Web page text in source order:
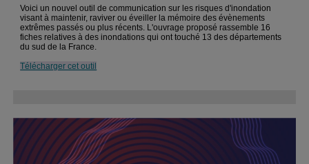
Voici un nouvel outil de communication sur les risques d'inondation
visant à maintenir, raviver ou éveiller la mémoire des évènements
extrêmes passés ou plus récents. L'ouvrage proposé rassemble 16
fiches relatives à des inondations qui ont touché 13 des départements
du sud de la France.
Télécharger cet outil